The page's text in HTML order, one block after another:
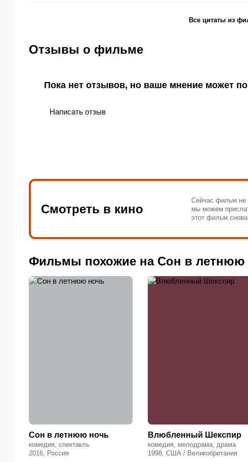
Все цитаты из
Отзывы о фильме
Пока нет отзывов, но ваше мнение может
Написать отзыв
Смотреть в кино
Сейчас фильм не
мы можем
этот фильм снова
Фильмы похожие на Сон в летнюю
Сон в летнюю ночь
комедия, спектакль
2016, Россия
Влюбленный Шекспир
комедия, мелодрама, драма
1998, США / Великобритания